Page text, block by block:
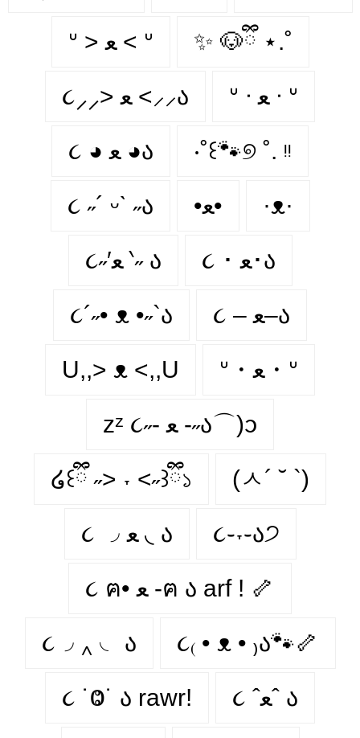
ᐡ > ﻌ < ᐡ ✨ 🐶ྀི ⋆.˚
૮⸝⸝> ﻌ <⸝⸝ა ᐡ ᐧ ﻌ ᐧ ᐡ
૮ ◕ ﻌ ◕ა ‧˚꒰🐾୭ ˚. ᵎᵎ
૮ ˶´ ᵕˋ ˶ა •ﻌ• ·ᴥ·
૮˶′ﻌ ‵˶ ა ૮ ･ ﻌ･ა
૮´˶• ᴥ •˶`ა ૮ – ﻌ–ა
U,,> ᴥ <,,U ᐡ・ﻌ・ᐡ
zᶻ ૮˶- ﻌ -˶ა⌒)ᦱ
໒꒰ྀི ˶> ˕ <˶꒱ྀི১ (ㅅ´ ˘ `)
૮ ◞ ﻌ ◟ ა ૮֊˕֊ა੭
૮ ฅ• ﻌ -ฅ ა arf ! 🦴
૮◞ ‸ ◟ ა ૮₍ • ᴥ • ₎ა🐾🦴
૮ ˙Ⱉ˙ ა rawr! ૮ ˆﻌˆ ა